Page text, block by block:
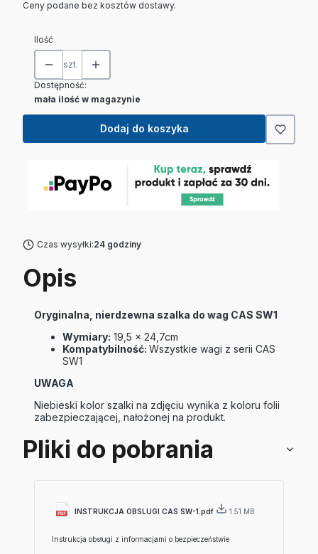
Ceny podane bez kosztów dostawy.
Ilość
szt.
Dostępność:
mała ilość w magazynie
Dodaj do koszyka
Czas wysyłki:24 godziny
Opis
Oryginalna, nierdzewna szalka do wag CAS SW1
Wymiary: 19,5 x 24,7cm
Kompatybilność: Wszystkie wagi z serii CAS
SW1
UWAGA
Niebieski kolor szalki na zdjęciu wynika z koloru folii
zabezpieczającej, nałożonej na produkt.
Pliki do pobrania
INSTRUKCJA OBSLUGI CAS SW-1.pdf 1.51 MB
Instrukcja obsługi z informacjami o bezpieczeństwie